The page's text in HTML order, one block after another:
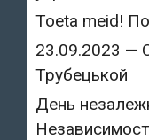
Toeta meid!
23.09.2023 —
Трубецькой
День